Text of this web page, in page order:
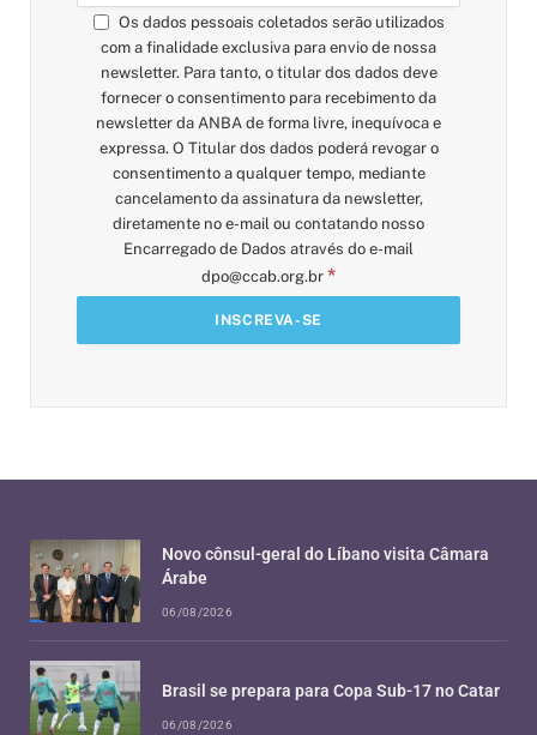
Os dados pessoais coletados serão utilizados
com a finalidade exclusiva para envio de nossa
newsletter. Para tanto, o titular dos dados deve
fornecer o consentimento para recebimento da
newsletter da ANBA de forma livre, inequívoca e
expressa. O Titular dos dados poderá revogar o
consentimento a qualquer tempo, mediante
cancelamento da assinatura da newsletter,
diretamente no e-mail ou contatando nosso
Encarregado de Dados através do e-mail
dpo@ccab.org.br *
Novo cônsul-geral do Líbano visita Câmara
Árabe
06/08/2026
Brasil se prepara para Copa Sub-17 no Catar
06/08/2026